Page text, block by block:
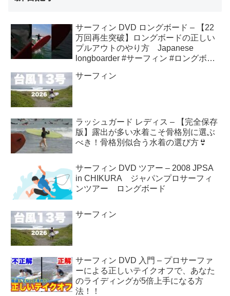
サーフィン DVD ロングボード – 【22
万回再生突破】ロングボードの正しい
プルアウトのやり方 Japanese
longboarder #サーフィン #ロングボー
サーフィン
ラッシュガード レディス – 【完全保存
版】露出が多い水着こそ骨格別に選ぶ
べき！骨格別似合う水着の選び方👙
サーフィン DVD ツアー – 2008 JPSA
in CHIKURA ジャパンプロサーフィ
ンツアー ロングボード
サーフィン
サーフィン DVD 入門 – プロサーファ
ーによる正しいテイクオフで、あなた
のライディングが5倍上手になる方
法！！